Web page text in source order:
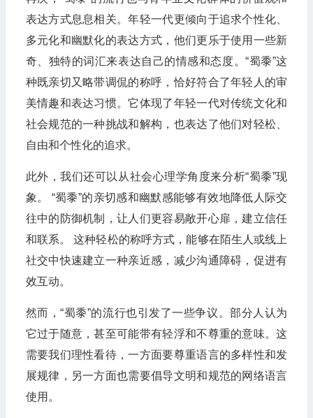
表达方式息息相关。年轻一代更倾向于追求个性化、
多元化和幽默化的表达方式，他们更乐于使用一些新
奇、独特的词汇来表达自己的情感和态度。“蜀黍”这
种既亲切又略带调侃的称呼，恰好符合了年轻人的审
美情趣和表达习惯。它体现了年轻一代对传统文化和
社会规范的一种挑战和解构，也表达了他们对轻松、
自由和个性化的追求。
此外，我们还可以从社会心理学角度来分析“蜀黍”现
象。 “蜀黍”的亲切感和幽默感能够有效地降低人际交
往中的防御机制，让人们更容易敞开心扉，建立信任
和联系。 这种轻松的称呼方式，能够在陌生人或线上
社交中快速建立一种亲近感，减少沟通障碍，促进有
效互动。
然而，“蜀黍”的流行也引发了一些争议。部分人认为
它过于随意，甚至可能带有轻浮和不尊重的意味。这
需要我们理性看待，一方面要尊重语言的多样性和发
展规律，另一方面也需要倡导文明和规范的网络语言
使用。